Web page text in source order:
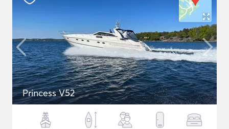
Princess V52